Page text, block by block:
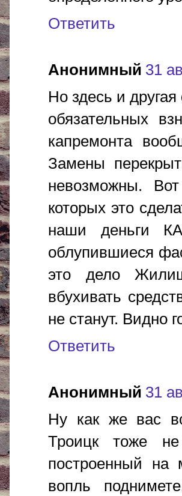
Ответить
Анонимный 31
Но здесь и
обязательных
капремонта
Замены
невозможны.
которых это
наши деньги
облупившиеся
это дело
вбухивать
не станут. Видно
Ответить
Анонимный 31
Ну как же вас
Троицк тоже
построенный на
вопль